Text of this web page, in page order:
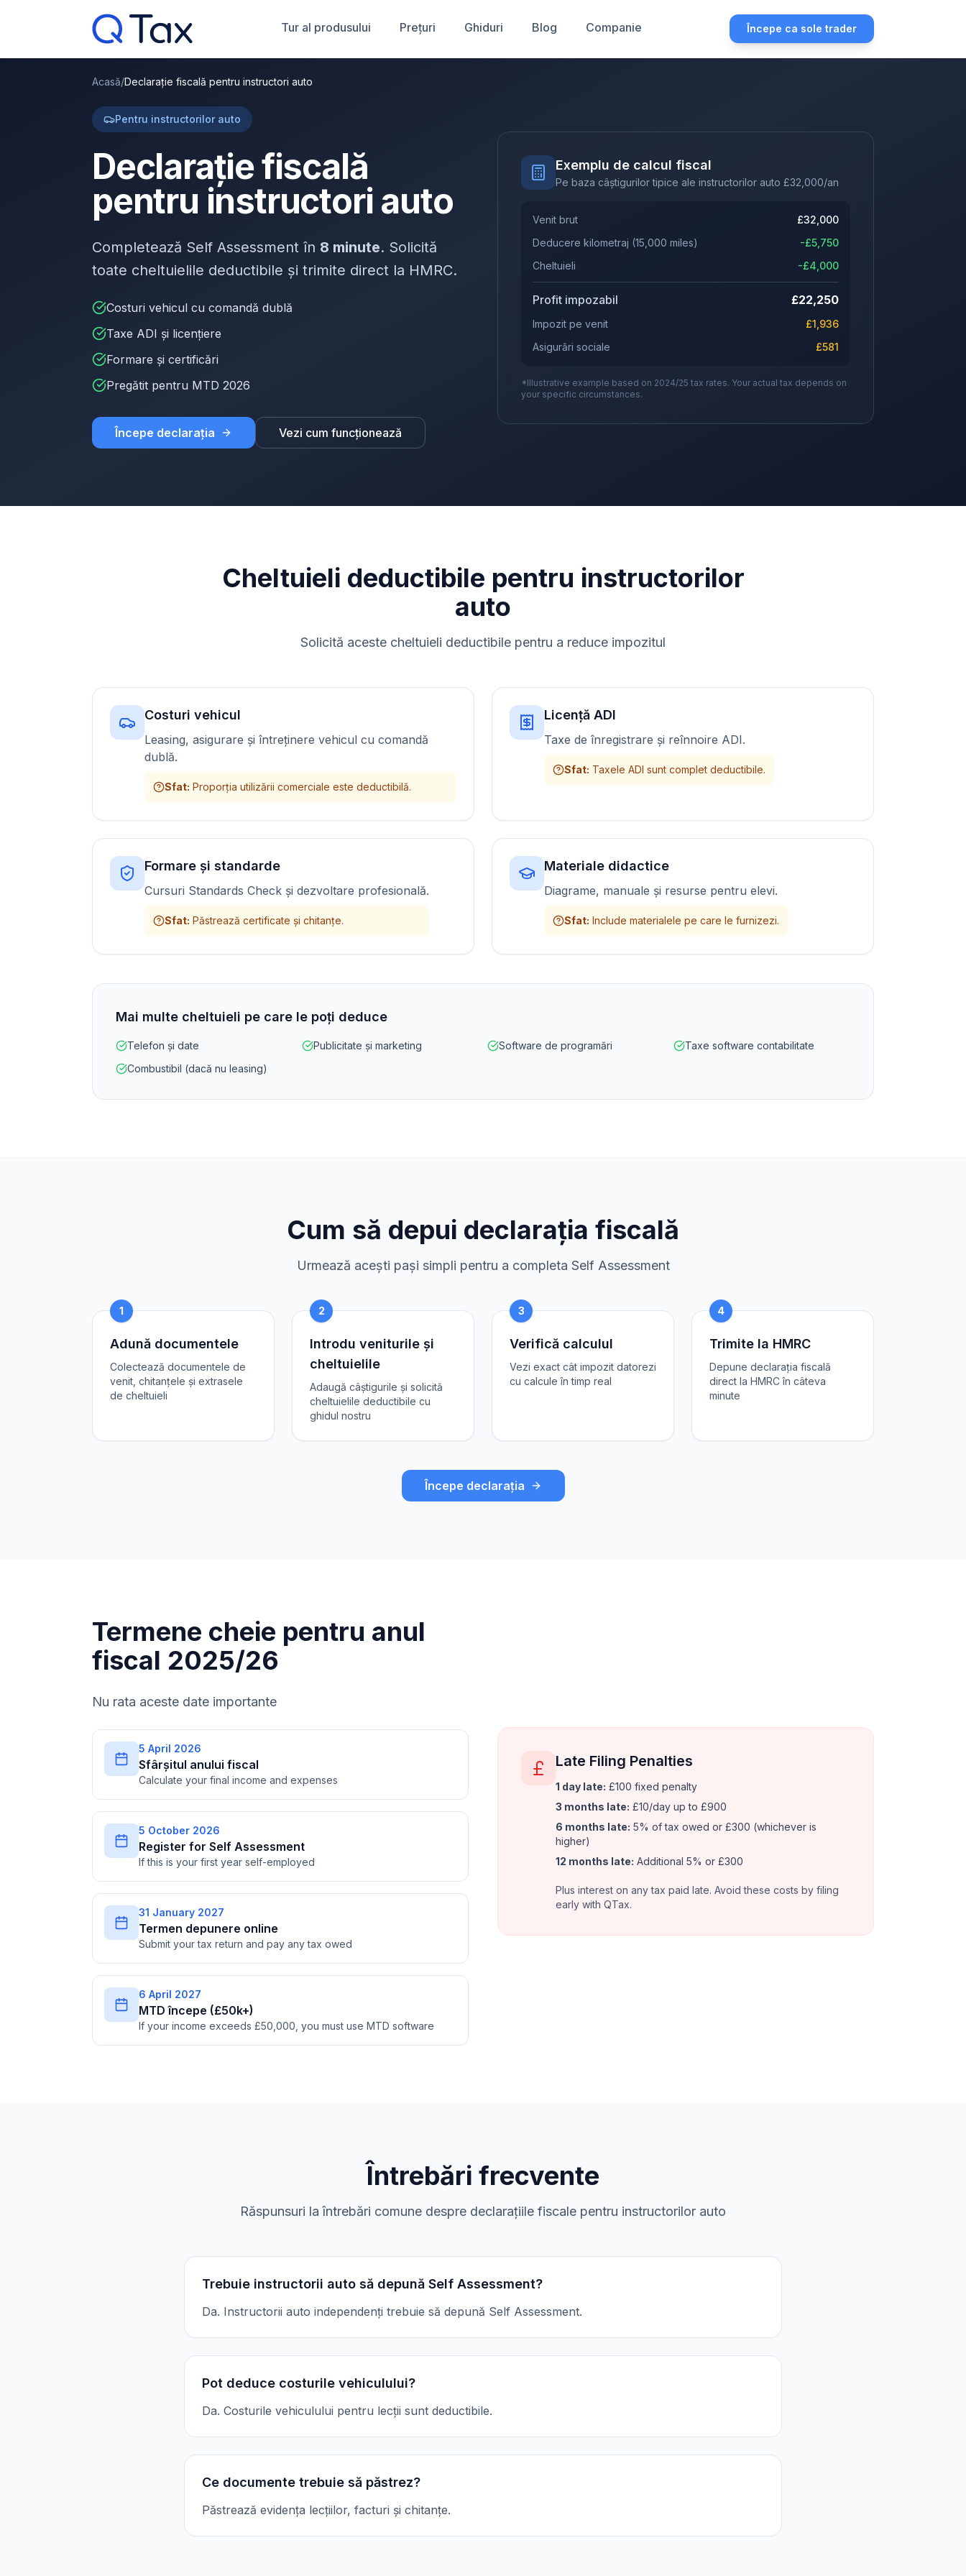
Tur al produsului Prețuri Ghiduri Blog Companie Începe ca sole trader
Acasă/Declarație fiscală pentru instructori auto
Pentru instructorilor auto
Declarație fiscală
pentru instructori auto
Completează Self Assessment în 8 minute. Solicită
toate cheltuielile deductibile și trimite direct la HMRC.
Costuri vehicul cu comandă dublă
Taxe ADI și licențiere
Formare și certificări
Pregătit pentru MTD 2026
Începe declarația Vezi cum funcționează
Exemplu de calcul fiscal
Pe baza câștigurilor tipice ale instructorilor auto £32,000/an
Venit brut £32,000
Deducere kilometraj (15,000 miles) -£5,750
Cheltuieli
-£4,000
Profit impozabil £22,250
Impozit pe venit £1,936
Asigurări sociale
£581
*Illustrative example based on 2024/25 tax rates. Your actual tax depends on
your specific circumstances.
Cheltuieli deductibile pentru instructorilor
auto
Solicită aceste cheltuieli deductibile pentru a reduce impozitul
Costuri vehicul
Leasing, asigurare și întreținere vehicul cu comandă
dublă.
Sfat: Proporția utilizării comerciale este deductibilă.
Licență ADI
Taxe de înregistrare și reînnoire ADI.
Sfat: Taxele ADI sunt complet deductibile.
Formare și standarde
Cursuri Standards Check și dezvoltare profesională.
Sfat: Păstrează certificate și chitanțe.
Materiale didactice
Diagrame, manuale și resurse pentru elevi.
Sfat: Include materialele pe care le furnizezi.
Mai multe cheltuieli pe care le poți deduce
Telefon și date Publicitate și marketing Software de programări
Taxe software contabilitate
Combustibil (dacă nu leasing)
Cum să depui declarația fiscală
Urmează acești pași simpli pentru a completa Self Assessment
1
Adună documentele
Colectează documentele de
venit, chitanțele și extrasele
de cheltuieli
2
Introdu veniturile și
cheltuielile
Adaugă câștigurile și solicită
cheltuielile deductibile cu
ghidul nostru
3
Verifică calculul
Vezi exact cât impozit datorezi
cu calcule în timp real
4
Trimite la HMRC
Depune declarația fiscală
direct la HMRC în câteva
minute
Începe declarația
Termene cheie pentru anul
fiscal 2025/26
Nu rata aceste date importante
5 April 2026
Sfârșitul anului fiscal
Calculate your final income and expenses
5 October 2026
Register for Self Assessment
If this is your first year self-employed
31 January 2027
Termen depunere online
Submit your tax return and pay any tax owed
6 April 2027
MTD începe (£50k+)
If your income exceeds £50,000, you must use MTD software
Late Filing Penalties
1 day late: £100 fixed penalty
3 months late: £10/day up to £900
6 months late: 5% of tax owed or £300 (whichever is
higher)
12 months late: Additional 5% or £300
Plus interest on any tax paid late. Avoid these costs by filing
early with QTax.
Întrebări frecvente
Răspunsuri la întrebări comune despre declarațiile fiscale pentru instructorilor auto
Trebuie instructorii auto să depună Self Assessment?
Da. Instructorii auto independenți trebuie să depună Self Assessment.
Pot deduce costurile vehiculului?
Da. Costurile vehiculului pentru lecții sunt deductibile.
Ce documente trebuie să păstrez?
Păstrează evidența lecțiilor, facturi și chitanțe.